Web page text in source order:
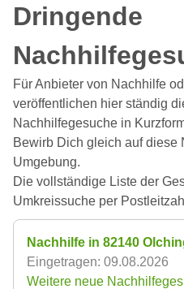
Dringende
Für Anbieter von Nachhilfe
veröffentlichen hier ständig
Nachhilfegesuche in
Bewirb Dich gleich auf diese
Umgebung.
Die vollständige Liste der
Umkreissuche per
Nachhilfe in 82140
Eingetragen: 09.08.2026
Weitere neue